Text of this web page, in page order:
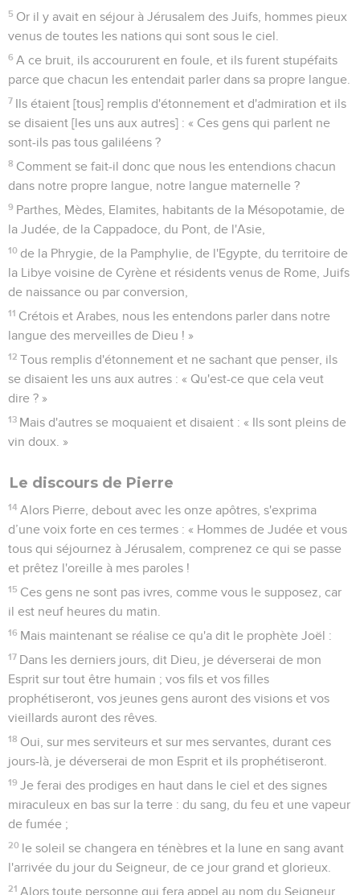
5 Or il y avait en séjour à Jérusalem des Juifs, hommes pieux
venus de toutes les nations qui sont sous le ciel.
6 A ce bruit, ils accoururent en foule, et ils furent stupéfaits
parce que chacun les entendait parler dans sa propre langue.
7 Ils étaient [tous] remplis d'étonnement et d'admiration et ils
se disaient [les uns aux autres] : « Ces gens qui parlent ne
sont-ils pas tous galiléens ?
8 Comment se fait-il donc que nous les entendions chacun
dans notre propre langue, notre langue maternelle ?
9 Parthes, Mèdes, Elamites, habitants de la Mésopotamie, de
la Judée, de la Cappadoce, du Pont, de l'Asie,
10 de la Phrygie, de la Pamphylie, de l'Egypte, du territoire de
la Libye voisine de Cyrène et résidents venus de Rome, Juifs
de naissance ou par conversion,
11 Crétois et Arabes, nous les entendons parler dans notre
langue des merveilles de Dieu ! »
12 Tous remplis d'étonnement et ne sachant que penser, ils
se disaient les uns aux autres : « Qu'est-ce que cela veut
dire ? »
13 Mais d'autres se moquaient et disaient : « Ils sont pleins de
vin doux. »
Le discours de Pierre
14 Alors Pierre, debout avec les onze apôtres, s'exprima
d’une voix forte en ces termes : « Hommes de Judée et vous
tous qui séjournez à Jérusalem, comprenez ce qui se passe
et prêtez l'oreille à mes paroles !
15 Ces gens ne sont pas ivres, comme vous le supposez, car
il est neuf heures du matin.
16 Mais maintenant se réalise ce qu'a dit le prophète Joël :
17 Dans les derniers jours, dit Dieu, je déverserai de mon
Esprit sur tout être humain ; vos fils et vos filles
prophétiseront, vos jeunes gens auront des visions et vos
vieillards auront des rêves.
18 Oui, sur mes serviteurs et sur mes servantes, durant ces
jours-là, je déverserai de mon Esprit et ils prophétiseront.
19 Je ferai des prodiges en haut dans le ciel et des signes
miraculeux en bas sur la terre : du sang, du feu et une vapeur
de fumée ;
20 le soleil se changera en ténèbres et la lune en sang avant
l'arrivée du jour du Seigneur, de ce jour grand et glorieux.
21 Alors toute personne qui fera appel au nom du Seigneur